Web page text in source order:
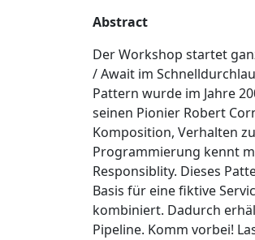
Abstract
Der Workshop startet
/ Await im
Pattern wurde im Jahre
seinen Pionier Robert
Komposition, Verhalten
Programmierung kennt
Responsiblity. Dieses
Basis für eine fiktive
kombiniert. Dadurch
Pipeline. Komm vorbei!